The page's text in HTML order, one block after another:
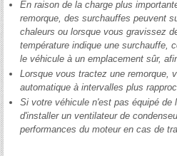
En raison de la charge plus
remorque, des surchauffes peuvent
chaleurs ou lorsque vous gravissez
température indique une surchauffe,
le véhicule à un emplacement sûr,
Lorsque vous tractez une remorque,
automatique à intervalles plus
Si votre véhicule n'est pas équipé
d'installer un ventilateur de
performances du moteur en cas de